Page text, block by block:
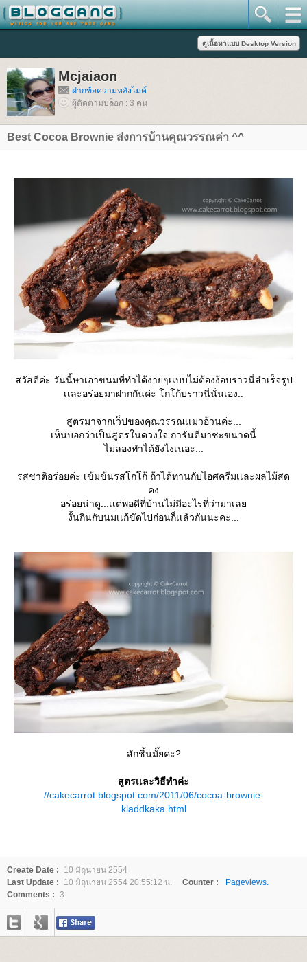
Mcjaiaon
ฝากข้อความหลังไมค์
ผู้ติดตามบล็อก : 3 คน
Best Cocoa Brownie ส่งการบ้านคุณวรรณค่า ^^
สวัสดีค่ะ วันนี้ษาเอาขนมที่ทำได้ง่ายๆเเบบไม่ต้องง้อบราวนี่สำเร็จรูป
เเละอร่อยมาฝากกันค่ะ โกโก้บราวนี่นั่นเอง..
สูตรมาจากเว็ปของคุณวรรณเเมวอ้วนค่ะ...
เห็นบอกว่าเป็นสูตรในดวงใจ การันตีมาซะขนาดนี้
ไม่ลองทำได้ยังไงเนอะ...
รสชาติอร่อยค่ะ เข้มข้นรสโกโก้ ถ้าได้ทานกับไอศครีมเเละผลไม้สด
คง
อร่อยน่าดู...เเต่พอดีที่บ้านไม่มีอะไรที่ว่ามาเล
งั้นกินกับนมเเก้ขัดไปก่อนก็เเล้วกันนะคะ...
สักชิ้นมั๊ยคะ?
สูตรเเละวิธีทำค่ะ
//cakecarrot.blogspot.com/2011/06/cocoa-brownie-
kladdkaka.html
Create Date :
10 มิถุนายน 2554
Last Update :
10 มิถุนายน 2554 20:55:12 น. Counter :
Pageviews.
Comments : 3